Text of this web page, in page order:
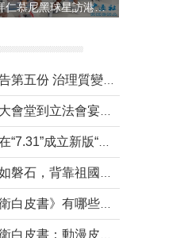
拜仁慕尼黑球星訪港 與球迷近距離互動